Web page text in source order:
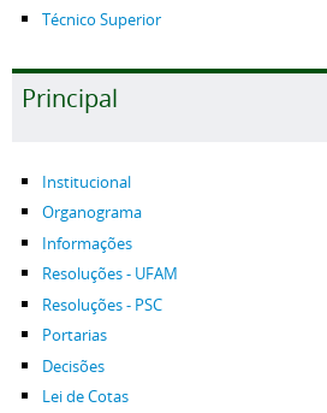
Técnico Superior
Principal
Institucional
Organograma
Informações
Resoluções - UFAM
Resoluções - PSC
Portarias
Decisões
Lei de Cotas